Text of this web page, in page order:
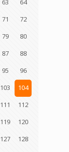
63
64
71
72
79
80
87
88
95
96
103
104
111
112
119
120
127
128